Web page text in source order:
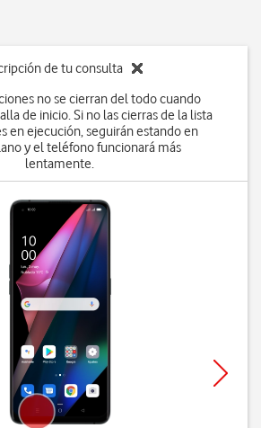
de tu consulta
no se cierran del todo cuando
de inicio. Si no las cierras de la lista
en ejecución, seguirán estando en
y el teléfono funcionará más
lentamente.